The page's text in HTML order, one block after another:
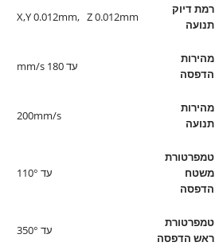
רמת דיוק
תנועה
X,Y 0.012mm, Z 0.012mm
מהירות
הדפסה
עד 180 mm/s
מהירות
תנועה
200mm/s
טמפרטורת
משטח
הדפסה
עד 110°
טמפרטורת
ראש הדפסה
עד 350°